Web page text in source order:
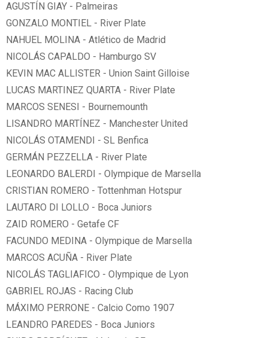
AGUSTÍN GIAY - Palmeiras
GONZALO MONTIEL - River Plate
NAHUEL MOLINA - Atlético de Madrid
NICOLÁS CAPALDO - Hamburgo SV
KEVIN MAC ALLISTER - Union Saint Gilloise
LUCAS MARTINEZ QUARTA - River Plate
MARCOS SENESI - Bournemounth
LISANDRO MARTÍNEZ - Manchester United
NICOLÁS OTAMENDI - SL Benfica
GERMÁN PEZZELLA - River Plate
LEONARDO BALERDI - Olympique de Marsella
CRISTIAN ROMERO - Tottenhman Hotspur
LAUTARO DI LOLLO - Boca Juniors
ZAID ROMERO - Getafe CF
FACUNDO MEDINA - Olympique de Marsella
MARCOS ACUÑA - River Plate
NICOLÁS TAGLIAFICO - Olympique de Lyon
GABRIEL ROJAS - Racing Club
MÁXIMO PERRONE - Calcio Como 1907
LEANDRO PAREDES - Boca Juniors